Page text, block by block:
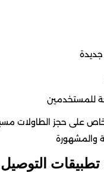
للمستخدمين
على حجز الطاولات
والمشهورة
التوصيل